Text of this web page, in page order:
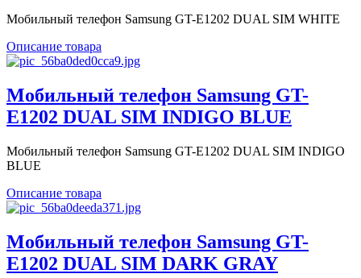
Мобильный телефон Samsung GT-E1202 DUAL SIM WHITE
Описание товара
Мобильный телефон Samsung GT-
E1202 DUAL SIM INDIGO BLUE
Мобильный телефон Samsung GT-E1202 DUAL SIM INDIGO
BLUE
Описание товара
Мобильный телефон Samsung GT-
E1202 DUAL SIM DARK GRAY